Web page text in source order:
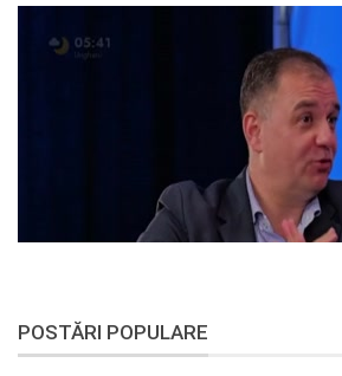
POSTĂRI POPULARE